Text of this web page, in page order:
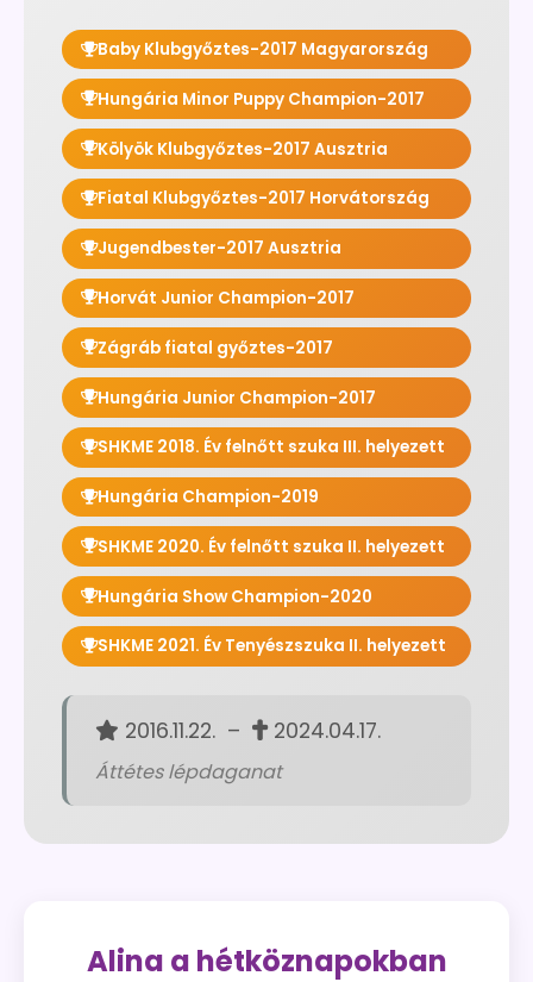
Baby Klubgyőztes-2017 Magyarország
Hungária Minor Puppy Champion-2017
Kölyök Klubgyőztes-2017 Ausztria
Fiatal Klubgyőztes-2017 Horvátország
Jugendbester-2017 Ausztria
Horvát Junior Champion-2017
Zágráb fiatal győztes-2017
Hungária Junior Champion-2017
SHKME 2018. Év felnőtt szuka III. helyezett
Hungária Champion-2019
SHKME 2020. Év felnőtt szuka II. helyezett
Hungária Show Champion-2020
SHKME 2021. Év Tenyészszuka II. helyezett
2016.11.22. – 2024.04.17.
Áttétes lépdaganat
Alina a hétköznapokban